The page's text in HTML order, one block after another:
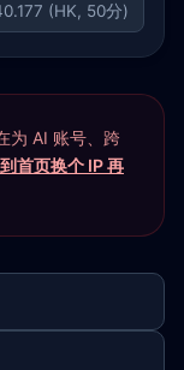
(HK, 50分)
为 AI 账号、跨
首页换个 IP 再